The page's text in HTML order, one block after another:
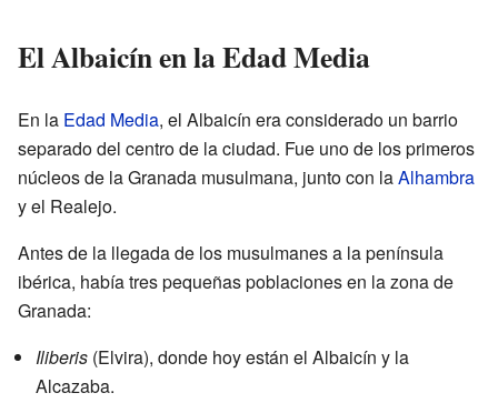
El Albaicín en la Edad Media
En la Edad Media, el Albaicín era considerado un barrio
separado del centro de la ciudad. Fue uno de los primeros
núcleos de la Granada musulmana, junto con laAlhambra
y el Realejo.
Antes de la llegada de los musulmanes a la península
ibérica, había tres pequeñas poblaciones en la zona de
Granada:
Iliberis (Elvira), donde hoy están el Albaicín y la
Alcazaba.